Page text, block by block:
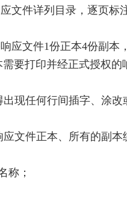
件详列目录，逐页标
文件1份正本4份副本
要打印并经正式授权
现任何行间插字、涂改
件正本、所有的副本
；